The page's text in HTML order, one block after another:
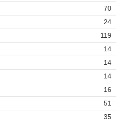
70
24
119
14
14
14
16
51
35